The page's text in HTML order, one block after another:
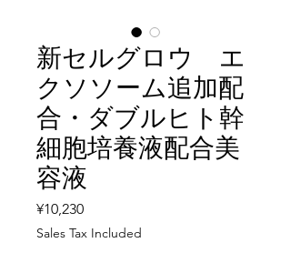
新セルグロウ エ
クソソーム追加配
合・ダブルヒト幹
細胞培養液配合美
容液
¥10,230Price
Sales Tax Included